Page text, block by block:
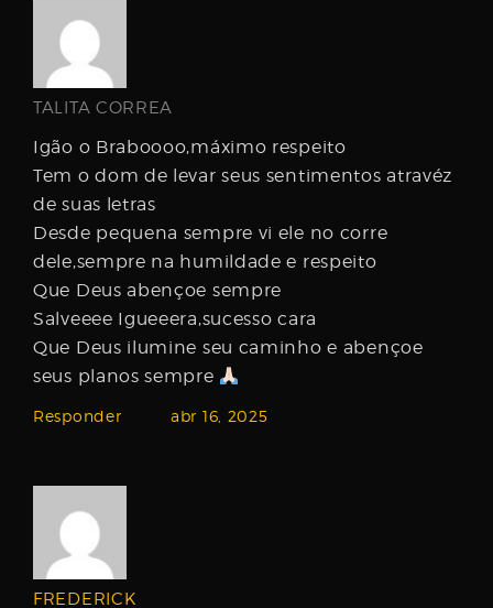
TALITA CORREA
Igão o Braboooo,máximo respeito
Tem o dom de levar seus sentimentos atravéz
de suas letras
Desde pequena sempre vi ele no corre
dele,sempre na humildade e respeito
Que Deus abençoe sempre
Salveeee Igueeera,sucesso cara
Que Deus ilumine seu caminho e abençoe
seus planos sempre
Responder abr 16, 2025
FREDERICK